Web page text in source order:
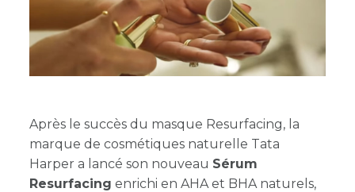
Après le succès du masque Resurfacing, la
marque de cosmétiques naturelle Tata
Harper a lancé son nouveau Sérum
Resurfacing enrichi en AHA et BHA naturels,